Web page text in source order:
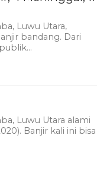
Luwu Utara,
bandang. Dari
Luwu Utara alami
Banjir kali ini bisa